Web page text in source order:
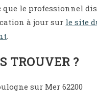
que le professionnel
à jour sur le site
.
TROUVER ?
sur Mer 62200